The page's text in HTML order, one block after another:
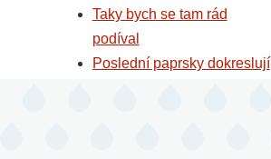
Taky bych se tam rád
podíval
Poslední paprsky dokreslují